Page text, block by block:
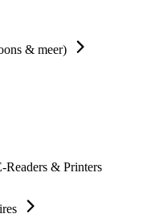
& meer)
Readers & Printers